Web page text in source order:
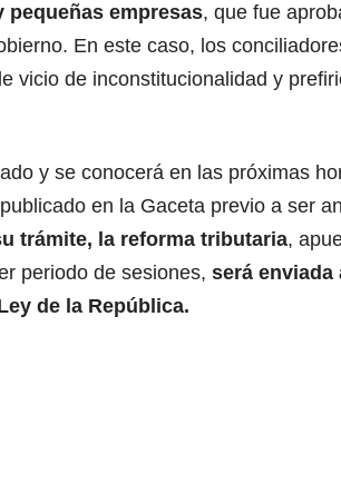
empresas, que fue
En este caso, los
vicio de inconstitucionalidad y
y se conocerá en las próximas
en la Gaceta previo a ser
trámite, la reforma tributaria,
periodo de sesiones, será enviada
de la República.